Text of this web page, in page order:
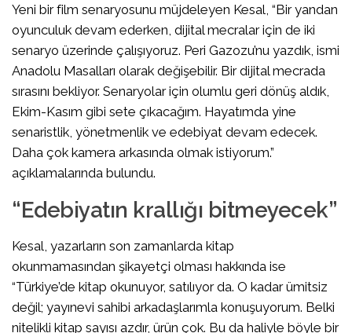
Yeni bir film senaryosunu müjdeleyen Kesal, “Bir yandan
oyunculuk devam ederken, dijital mecralar için de iki
senaryo üzerinde çalışıyoruz. Peri Gazozu’nu yazdık, ismi
Anadolu Masalları olarak değişebilir. Bir dijital mecrada
sırasını bekliyor. Senaryolar için olumlu geri dönüş aldık,
Ekim-Kasım gibi sete çıkacağım. Hayatımda yine
senaristlik, yönetmenlik ve edebiyat devam edecek.
Daha çok kamera arkasında olmak istiyorum.”
açıklamalarında bulundu.
“Edebiyatın krallığı bitmeyecek”
Kesal, yazarların son zamanlarda kitap
okunmamasından şikayetçi olması hakkında ise
“Türkiye’de kitap okunuyor, satılıyor da. O kadar ümitsiz
değil; yayınevi sahibi arkadaşlarımla konuşuyorum. Belki
nitelikli kitap sayısı azdır, ürün çok. Bu da haliyle böyle bir